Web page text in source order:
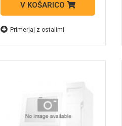
V KOŠARICO
Primerjaj z ostalimi